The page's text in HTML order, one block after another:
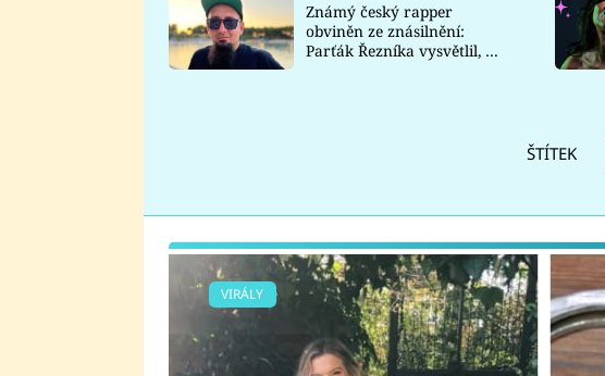
Známý český rapper
obviněn ze znásilnění:
Parťák Řezníka vysvětlil, co
ŠTÍTEK
VIRÁLY